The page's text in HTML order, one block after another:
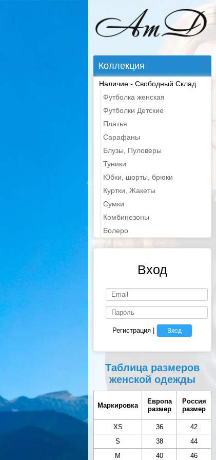
Коллекция
Наличие - Свободный Склад
Футболка женская
Футболки Детские
Платья
Сарафаны
Блузы, Пуловеры
Туники
Юбки, шорты, брюки
Куртки, Жакеты
Сумки
Комбинезоны
Болеро
Вход
Регистрация Вход
Таблица размеров
женской одежды
Маркировка
Европа
размер
Россия
размер
XS 36
42
S
38
44
M
40 46